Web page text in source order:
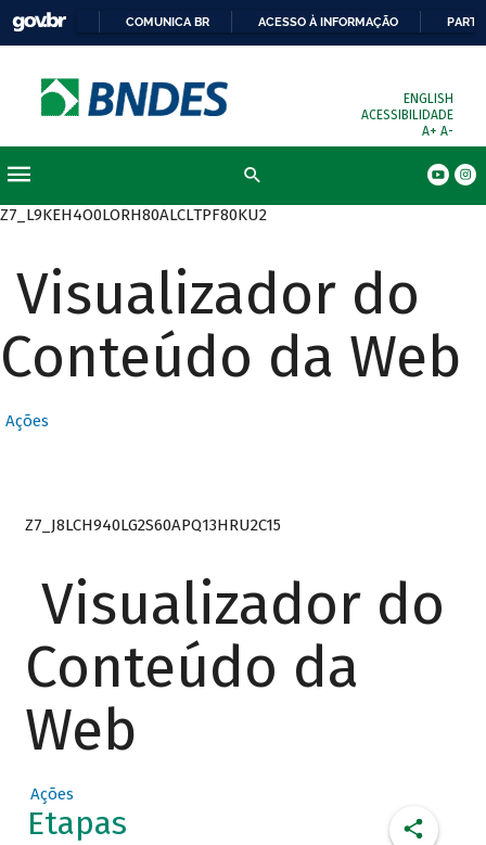
COMUNICA BR ACESSO À INFORMAÇÃO
ENGLISH
ACESSIBILIDADE
A+ A-
Z7_L9KEH4O0LORH80ALCLTPF80KU2
Visualizador do
Conteúdo da Web
Ações
Z7_J8LCH940LG2S60APQ13HRU2C15
Visualizador do
Conteúdo da
Web
Ações
Etapas